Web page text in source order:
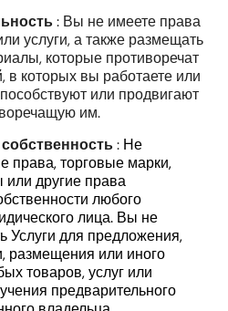
: Вы не имеете права
услуги, а также размещать
которые противоречат
в которых вы работаете или
или продвигают
им.
: Не
права, торговые марки,
или другие права
любого
лица. Вы не
Услуги для предложения,
размещения или иного
товаров, услуг или
предварительного